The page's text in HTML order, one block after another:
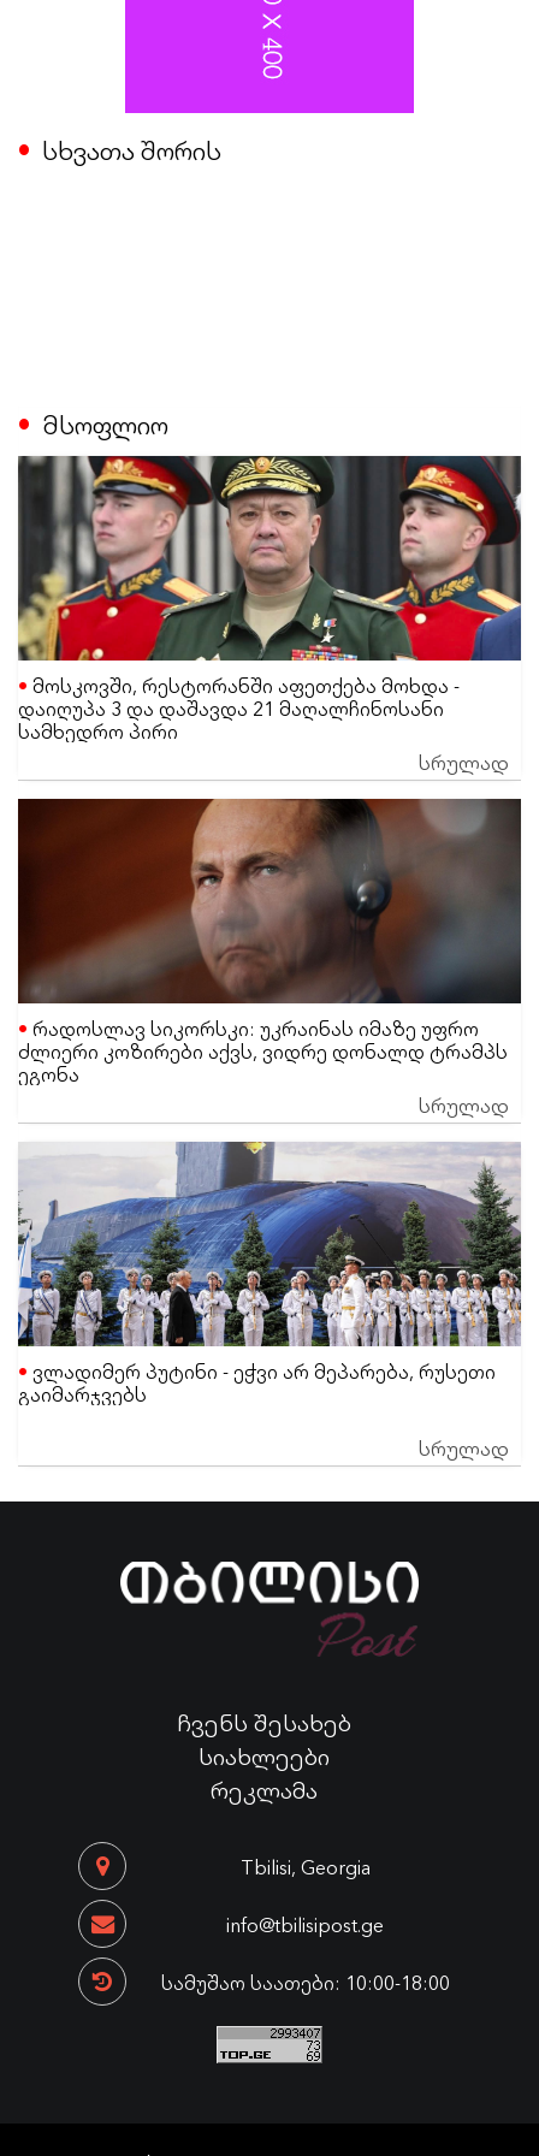
სხვათა შორის
მსოფლიო
მოსკოვში, რესტორანში აფეთქება მოხდა -
დაიღუპა 3 და დაშავდა 21 მაღალჩინოსანი
სამხედრო პირი
სრულად
რადოსლავ სიკორსკი: უკრაინას იმაზე უფრო
ძლიერი კოზირები აქვს, ვიდრე დონალდ ტრამპს
ეგონა
სრულად
ვლადიმერ პუტინი - ეჭვი არ მეპარება, რუსეთი
გაიმარჯვებს
სრულად
ჩვენს შესახებ
სიახლეები
რეკლამა
Tbilisi, Georgia
info@tbilisipost.ge
სამუშაო საათები: 10:00-18:00